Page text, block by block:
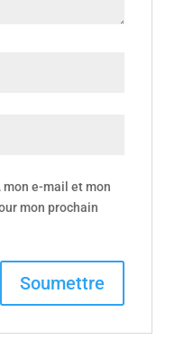
mon e-mail et mon
mon prochain